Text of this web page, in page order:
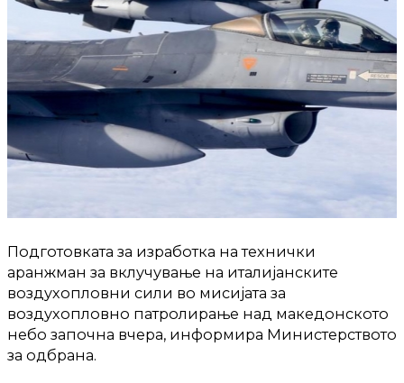
Подготовката за изработка на технички
аранжман за вклучување на италијанските
воздухопловни сили во мисијата за
воздухопловно патролирање над македонското
небо започна вчера, информира Министерството
за одбрана.